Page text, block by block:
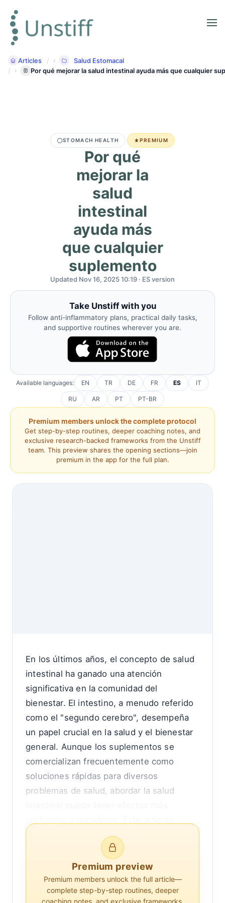
Articles
Salud Estomacal
Por qué mejorar la salud intestinal ayuda más que cualquier
STOMACH HEALTH PREMIUM
Por qué
mejorar la
salud
intestinal
ayuda más
que cualquier
suplemento
Updated Nov 16, 2025 10:19 · ES version
Take Unstiff with you
Follow anti-inflammatory plans, practical daily tasks,
and supportive routines wherever you are.
Available languages: EN TR DE FR ES IT
RU AR PT PT-BR
Premium members unlock the complete protocol
Get step-by-step routines, deeper coaching notes, and
exclusive research-backed frameworks from the Unstiff
team. This preview shares the opening sections—join
premium in the app for the full plan.
En los últimos años, el concepto de salud
intestinal ha ganado una atención
significativa en la comunidad del
bienestar. El intestino, a menudo referido
como el "segundo cerebro", desempeña
un papel crucial en la salud y el bienestar
general. Aunque los suplementos se
comercializan frecuentemente como
soluciones rápidas para diversos
problemas de salud, abordar la salud
explora por qué mejorar la salud intestinal
es más beneficioso que depender
únicamente de los suplementos,
examinando la intrincada relación entre el
intestino y el resto del cuerpo.
Premium preview
Premium members unlock the full article—
complete step-by-step routines, deeper